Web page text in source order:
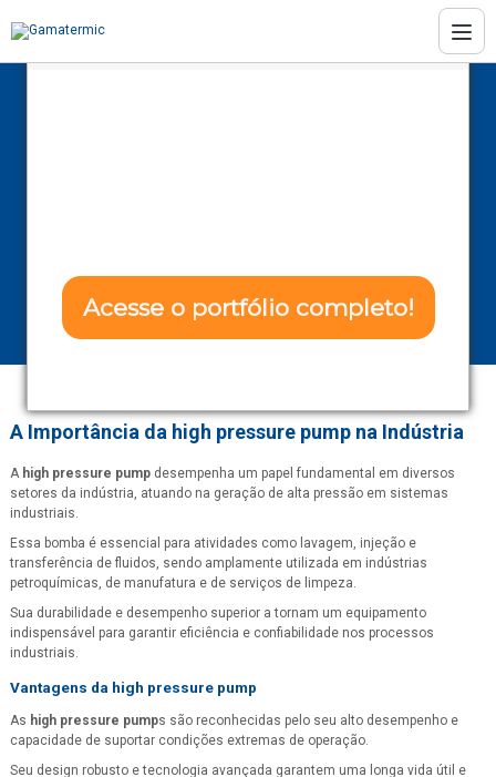
Acesse o portfólio completo!
pump
Home InformaçõesHigh pressure pump
A Importância da high pressure pump na Indústria
A high pressure pump desempenha um papel fundamental em diversos
setores da indústria, atuando na geração de alta pressão em sistemas
industriais.
Essa bomba é essencial para atividades como lavagem, injeção e
transferência de fluidos, sendo amplamente utilizada em indústrias
petroquímicas, de manufatura e de serviços de limpeza.
Sua durabilidade e desempenho superior a tornam um equipamento
indispensável para garantir eficiência e confiabilidade nos processos
industriais.
Vantagens da high pressure pump
As high pressure pumps são reconhecidas pelo seu alto desempenho e
capacidade de suportar condições extremas de operação.
Seu design robusto e tecnologia avançada garantem uma longa vida útil e